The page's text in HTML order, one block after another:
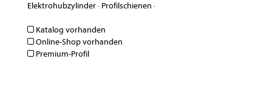
Elektrohubzylinder· Profilschienen ·
Katalog vorhanden
Online-Shop vorhanden
Premium-Profil